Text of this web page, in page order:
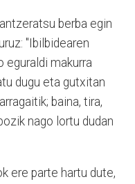
berba egin
"Ibilbidearen
eguraldi makurra
dugu eta gutxitan
baina, tira,
nago lortu dudan
ere parte hartu dute,